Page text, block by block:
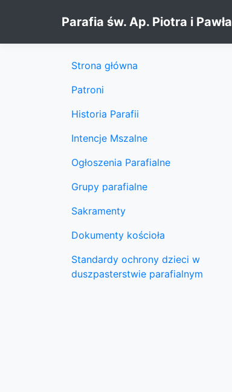
Parafia św. Ap. Piotra i Pawła
Strona główna
Patroni
Historia Parafii
Intencje Mszalne
Ogłoszenia Parafialne
Grupy parafialne
Sakramenty
Dokumenty kościoła
Standardy ochrony dzieci w
duszpasterstwie parafialnym